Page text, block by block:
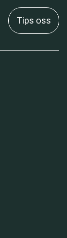
Tips oss